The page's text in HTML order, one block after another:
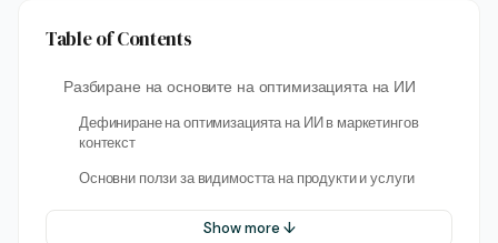
Table of Contents
Разбиране на основите на оптимизацията на ИИ
Дефиниране на оптимизацията на ИИ в маркетингов
контекст
Основни ползи за видимостта на продукти и услуги
Show more ↓